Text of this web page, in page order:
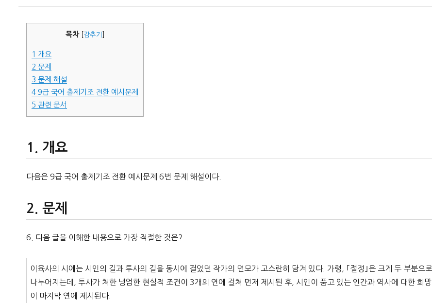
자
목차
감추기
1 개요
2 문제
3 문제 해설
4 9급 국어 출제기조 전환 예시문제
5 관련 문서
개요
다음은 9급 국어 출제기조 전환 예시문제 6번 문제 해설이다.
문제
6. 다음 글을 이해한 내용으로 가장 적절한 것은?
이육사의 시에는 시인의 길과 투사의 길을 동시에 걸었던 작가의 면모가 고스란히 담겨 있다. 가령, ｢절정｣은 크게 두 부분으로
나누어지는데, 투사가 처한 냉엄한 현실적 조건이 3개의 연에 걸쳐 먼저 제시된 후, 시인이 품고 있는 인간과 역사에 대한 희망
이 마지막 연에 제시된다.